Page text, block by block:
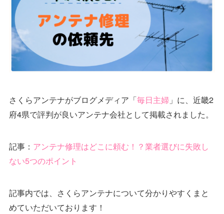
さくらアンテナがブログメディア「毎日主婦」に、近畿2
府4県で評判が良いアンテナ会社として掲載されました。
記事： アンテナ修理はどこに頼む！？業者選びに失敗し
ない5つのポイント
記事内では、さくらアンテナについて分かりやすくまと
めていただいております！